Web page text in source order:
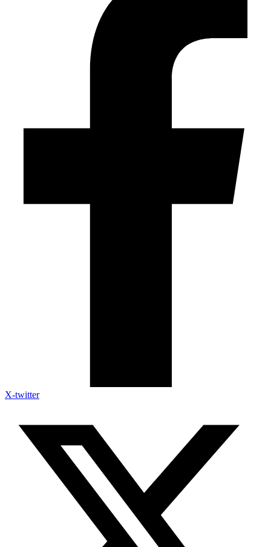
X-twitter